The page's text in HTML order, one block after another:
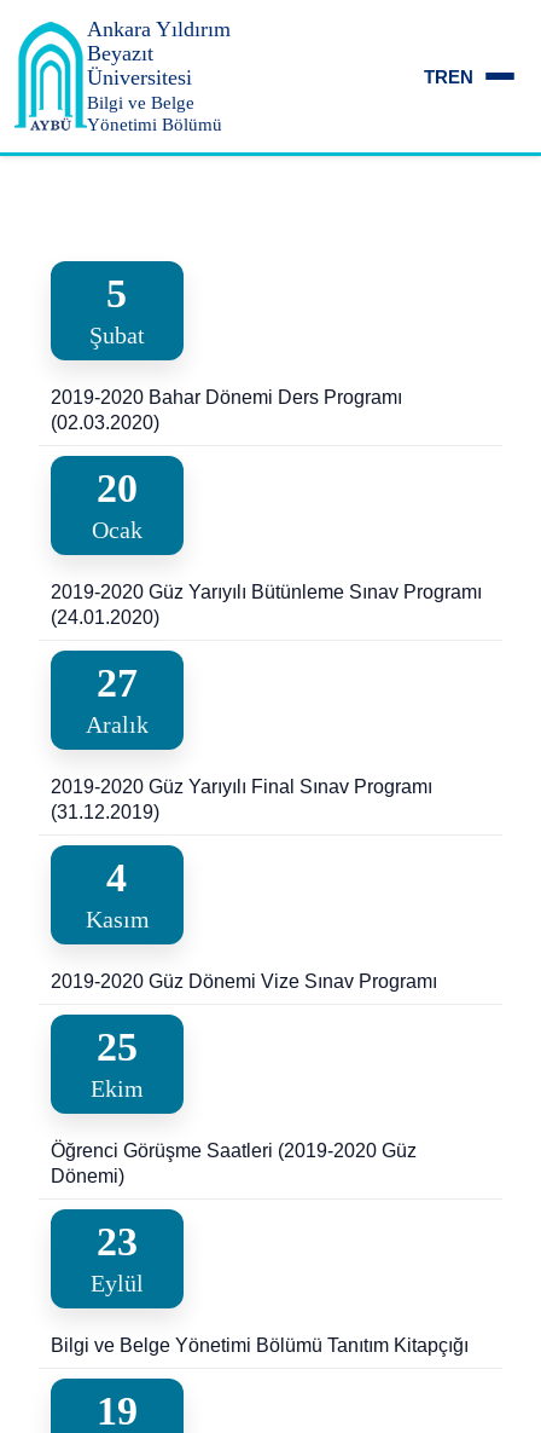
Ankara Yıldırım
Beyazıt
Üniversitesi
Bilgi ve Belge
Yönetimi Bölümü
TREN
5
Şubat
2019-2020 Bahar Dönemi Ders Programı
(02.03.2020)
20
Ocak
2019-2020 Güz Yarıyılı Bütünleme Sınav Programı
(24.01.2020)
27
Aralık
2019-2020 Güz Yarıyılı Final Sınav Programı
(31.12.2019)
4
Kasım
2019-2020 Güz Dönemi Vize Sınav Programı
25
Ekim
Öğrenci Görüşme Saatleri (2019-2020 Güz
Dönemi)
23
Eylül
Bilgi ve Belge Yönetimi Bölümü Tanıtım Kitapçığı
19